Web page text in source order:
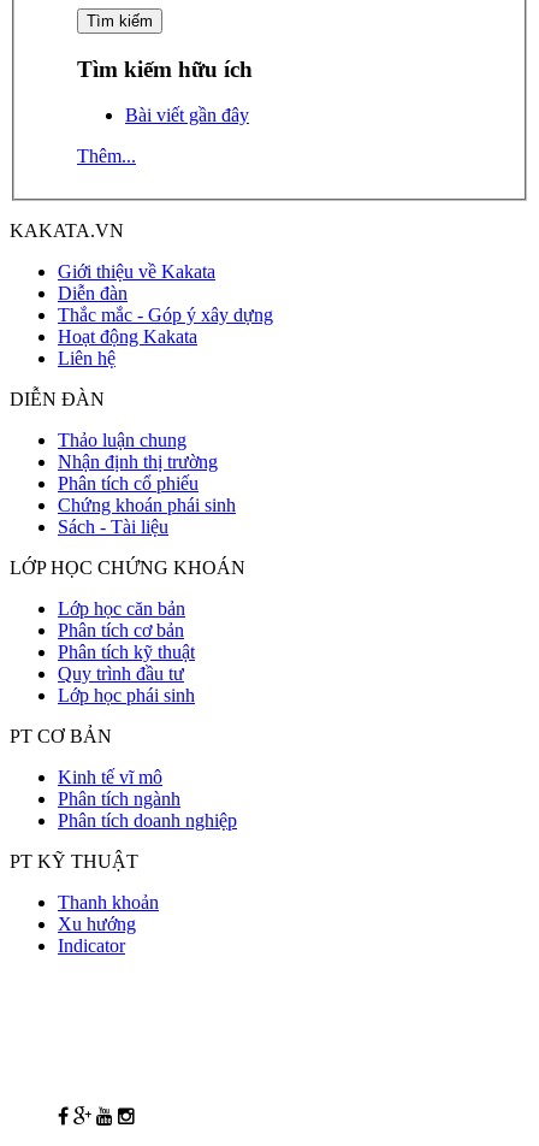
Tìm kiếm hữu ích
Bài viết gần đây
Thêm...
KAKATA.VN
Giới thiệu về Kakata
Diễn đàn
Thắc mắc - Góp ý xây dựng
Hoạt động Kakata
Liên hệ
DIỄN ĐÀN
Thảo luận chung
Nhận định thị trường
Phân tích cổ phiếu
Chứng khoán phái sinh
Sách - Tài liệu
LỚP HỌC CHỨNG KHOÁN
Lớp học căn bản
Phân tích cơ bản
Phân tích kỹ thuật
Quy trình đầu tư
Lớp học phái sinh
PT CƠ BẢN
Kinh tế vĩ mô
Phân tích ngành
Phân tích doanh nghiệp
PT KỸ THUẬT
Thanh khoản
Xu hướng
Indicator